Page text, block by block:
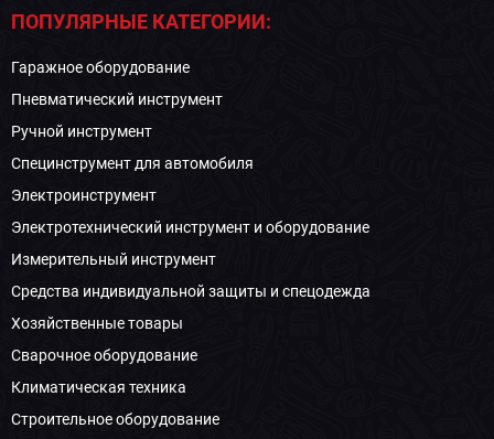
ПОПУЛЯРНЫЕ КАТЕГОРИИ:
Гаражное оборудование
Пневматический инструмент
Ручной инструмент
Специнструмент для автомобиля
Электроинструмент
Электротехнический инструмент и оборудование
Измерительный инструмент
Средства индивидуальной защиты и спецодежда
Хозяйственные товары
Сварочное оборудование
Климатическая техника
Строительное оборудование